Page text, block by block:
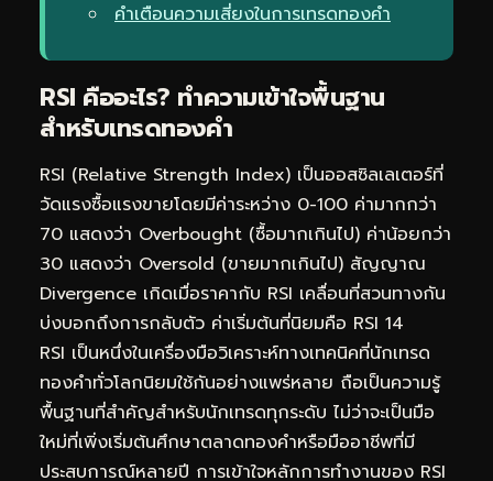
คำเตือนความเสี่ยงในการเทรดทองคำ
RSI คืออะไร? ทำความเข้าใจพื้นฐาน
สำหรับเทรดทองคำ
RSI (Relative Strength Index) เป็นออสซิลเลเตอร์ที่
วัดแรงซื้อแรงขายโดยมีค่าระหว่าง 0-100 ค่ามากกว่า
70 แสดงว่า Overbought (ซื้อมากเกินไป) ค่าน้อยกว่า
30 แสดงว่า Oversold (ขายมากเกินไป) สัญญาณ
Divergence เกิดเมื่อราคากับ RSI เคลื่อนที่สวนทางกัน
บ่งบอกถึงการกลับตัว ค่าเริ่มต้นที่นิยมคือ RSI 14
RSI เป็นหนึ่งในเครื่องมือวิเคราะห์ทางเทคนิคที่นักเทรด
ทองคำทั่วโลกนิยมใช้กันอย่างแพร่หลาย ถือเป็นความรู้
พื้นฐานที่สำคัญสำหรับนักเทรดทุกระดับ ไม่ว่าจะเป็นมือ
ใหม่ที่เพิ่งเริ่มต้นศึกษาตลาดทองคำหรือมืออาชีพที่มี
ประสบการณ์หลายปี การเข้าใจหลักการทำงานของ RSI